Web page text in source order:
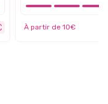
À partir de 10€